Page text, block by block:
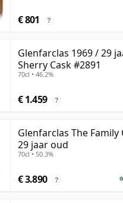
€ 801 ?
Glenfarclas 1969 / 29
Sherry Cask #2891
70cl • 46.2%
€ 1.459 ?
Glenfarclas The Family
29 jaar oud
70cl • 50.3%
€ 3.890 ?